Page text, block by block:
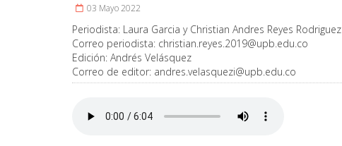
03 Mayo 2022
Periodista: Laura Garcia y Christian Andres Reyes Rodriguez
Correo periodista: christian.reyes.2019@upb.edu.co
Edición: Andrés Velásquez
Correo de editor: andres.velasquezi@upb.edu.co